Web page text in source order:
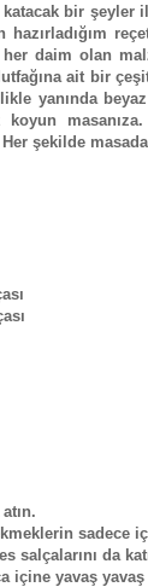
katacak bir
hazırladığım
daim olan
ait bir
yanında
koyun
şekilde
sadece
salçalarını da
içine yavaş yavaş